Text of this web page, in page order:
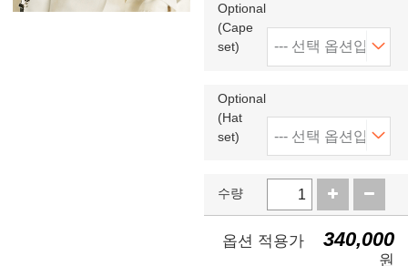
Optional
(Cape
set)
Optional
(Hat
set)
수량
옵션 적용가 340,000
원